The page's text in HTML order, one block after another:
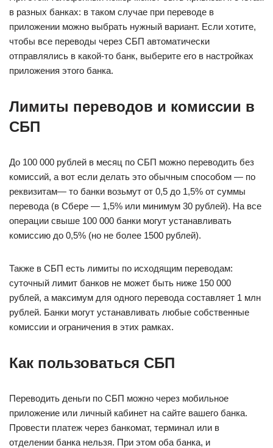
в разных банках: в таком случае при переводе в
приложении можно выбрать нужный вариант. Если хотите,
чтобы все переводы через СБП автоматически
отправлялись в какой-то банк, выберите его в настройках
приложения этого банка.
Лимиты переводов и комиссии в
СБП
До 100 000 рублей в месяц по СБП можно переводить без
комиссий, а вот если делать это обычным способом — по
реквизитам— то банки возьмут от 0,5 до 1,5% от суммы
перевода (в Сбере — 1,5% или минимум 30 рублей). На все
операции свыше 100 000 банки могут устанавливать
комиссию до 0,5% (но не более 1500 рублей).
Также в СБП есть лимиты по исходящим переводам:
суточный лимит банков не может быть ниже 150 000
рублей, а максимум для одного перевода составляет 1 млн
рублей. Банки могут устанавливать любые собственные
комиссии и ограничения в этих рамках.
Как пользоваться СБП
Переводить деньги по СБП можно через мобильное
приложение или личный кабинет на сайте вашего банка.
Провести платеж через банкомат, терминал или в
отделении банка нельзя. При этом оба банка, и